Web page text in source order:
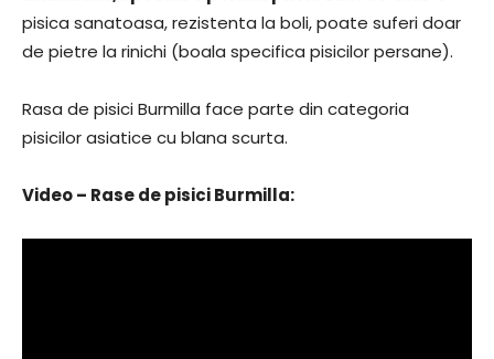
pisica sanatoasa, rezistenta la boli, poate suferi doar
de pietre la rinichi (boala specifica pisicilor persane).
Rasa de pisici Burmilla face parte din categoria
pisicilor asiatice cu blana scurta.
Video – Rase de pisici Burmilla: